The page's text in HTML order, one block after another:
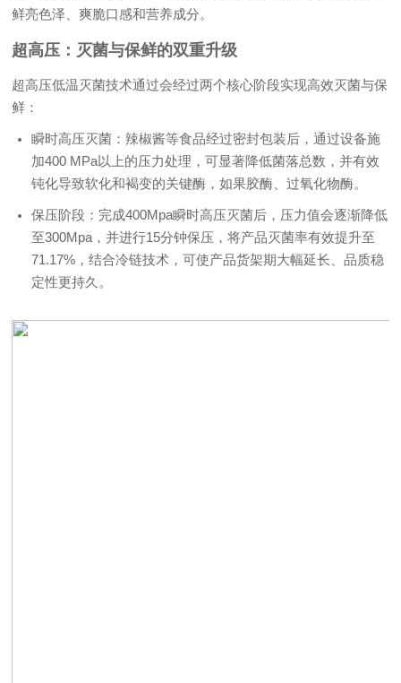
鲜亮色泽、爽脆口感和营养成分。
超高压：灭菌与保鲜的双重升级
超高压低温灭菌技术通过会经过两个核心阶段实现高效灭菌与保
鲜：
瞬时高压灭菌：辣椒酱等食品经过密封包装后，通过设备施
加400 MPa以上的压力处理，可显著降低菌落总数，并有效
钝化导致软化和褐变的关键酶，如果胶酶、过氧化物酶。
保压阶段：完成400Mpa瞬时高压灭菌后，压力值会逐渐降低
至300Mpa，并进行15分钟保压，将产品灭菌率有效提升至
71.17%，结合冷链技术，可使产品货架期大幅延长、品质稳
定性更持久。